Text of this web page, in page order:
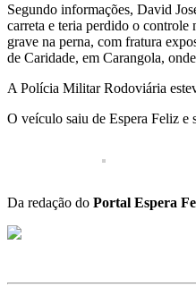
Segundo informações, David
carreta e teria perdido o
grave na perna, com fratura
de Caridade, em Carangola,
A Polícia Militar Rodoviária
O veículo saiu de Espera Feliz e
Da redação do Portal Espera